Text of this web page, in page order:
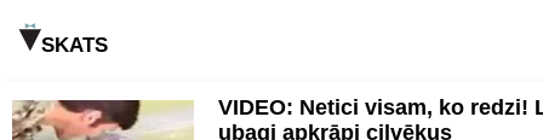
SKATS
VIDEO: Netici visam, ko redzi!
ubagi apkrāpj cilvēkus